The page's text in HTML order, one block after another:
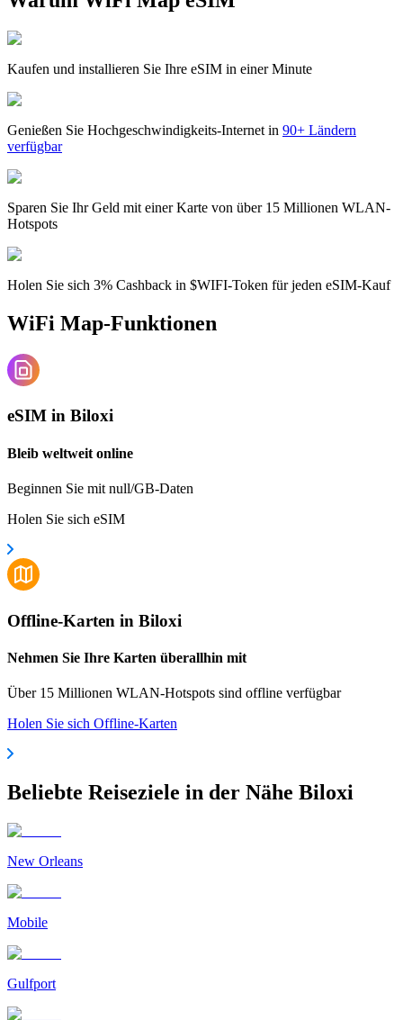
Kaufen und installieren Sie Ihre eSIM in einer Minute
Genießen Sie Hochgeschwindigkeits-Internet in 90+ Ländern
verfügbar
Sparen Sie Ihr Geld mit einer Karte von über 15 Millionen WLAN-
Hotspots
Holen Sie sich 3% Cashback in $WIFI-Token für jeden eSIM-Kauf
WiFi Map-Funktionen
eSIM in Biloxi
Bleib weltweit online
Beginnen Sie mit null/GB-Daten
Holen Sie sich eSIM
Offline-Karten in Biloxi
Nehmen Sie Ihre Karten überallhin mit
Über 15 Millionen WLAN-Hotspots sind offline verfügbar
Holen Sie sich Offline-Karten
Beliebte Reiseziele in der Nähe Biloxi
New Orleans
Mobile
Gulfport